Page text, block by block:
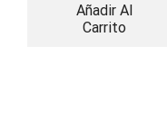
Añadir Al
Carrito